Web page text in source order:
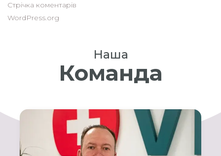
Стрічка коментарів
WordPress.org
Наша
Команда